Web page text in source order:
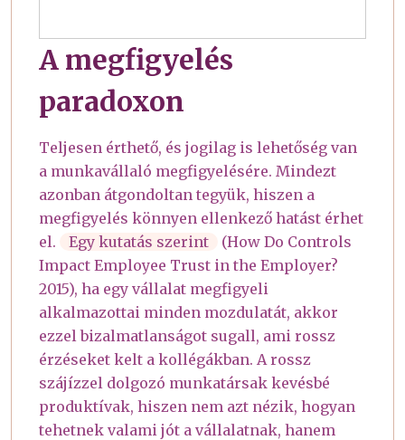
A megfigyelés
paradoxon
Teljesen érthető, és jogilag is lehetőség van
a munkavállaló megfigyelésére. Mindezt
azonban átgondoltan tegyük, hiszen a
megfigyelés könnyen ellenkező hatást érhet
el.
Egy kutatás szerint
(How Do Controls
Impact Employee Trust in the Employer?
2015), ha egy vállalat megfigyeli
alkalmazottai minden mozdulatát, akkor
ezzel bizalmatlanságot sugall, ami rossz
érzéseket kelt a kollégákban. A rossz
szájízzel dolgozó munkatársak kevésbé
produktívak, hiszen nem azt nézik, hogyan
tehetnek valami jót a vállalatnak, hanem